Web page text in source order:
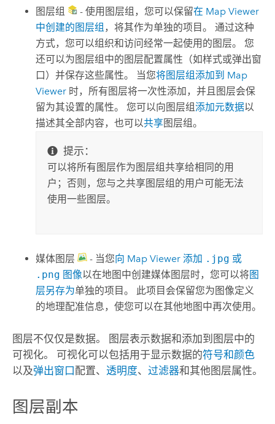
图层组 - 使用图层组，您可以保留在 Map Viewer
中创建的图层组 ，将其作为单独的项目。 通过这种
方式，您可以组织和访问经常一起使用的图层。 您
还可以为图层组中的图层配置属性（如样式或弹出窗
口）并保存这些属性。 当您将图层组添加到 Map
Viewer 时，所有图层将一次性添加，并且图层会保
留为其设置的属性。 您可以向图层组添加元数据以
描述其全部内容，也可以共享 图层组。
提示：
可以将所有图层作为图层组共享给相同的用
户；否则，您与之共享图层组的用户可能无法
使用一些图层。
媒体图层 - 当您向 Map Viewer 添加 .jpg 或
.png 图像以在地图中创建媒体图层时，您可以将图
层另存为单独的项目。 此项目会保留您为图像定义
的地理配准信息，使您可以在其他地图中再次使用。
图层不仅仅是数据。 图层表示数据和添加到图层中的
可视化。 可视化可以包括用于显示数据的符号和颜色
以及弹出窗口 配置、 透明度、 过滤器和其他图层属性。
图层副本